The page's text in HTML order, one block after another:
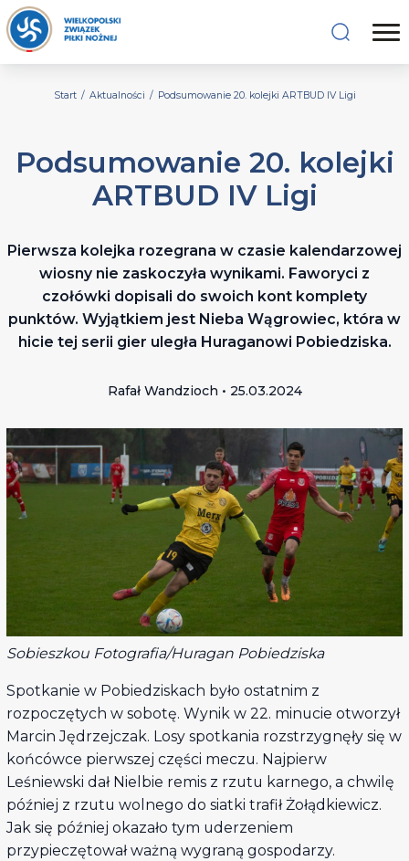
Start / Aktualności / Podsumowanie 20. kolejki ARTBUD IV Ligi
Podsumowanie 20. kolejki
ARTBUD IV Ligi
Pierwsza kolejka rozegrana w czasie kalendarzowej
wiosny nie zaskoczyła wynikami. Faworyci z
czołówki dopisali do swoich kont komplety
punktów. Wyjątkiem jest Nieba Wągrowiec, która w
hicie tej serii gier uległa Huraganowi Pobiedziska.
Rafał Wandzioch • 25.03.2024
Sobieszkou Fotografia/Huragan Pobiedziska
Spotkanie w Pobiedziskach było ostatnim z
rozpoczętych w sobotę. Wynik w 22. minucie otworzył
Marcin Jędrzejczak. Losy spotkania rozstrzygnęły się w
końcówce pierwszej części meczu. Najpierw
Leśniewski dał Nielbie remis z rzutu karnego, a chwilę
później z rzutu wolnego do siatki trafił Żołądkiewicz.
Jak się później okazało tym uderzeniem
przypieczętował ważną wygraną gospodarzy.